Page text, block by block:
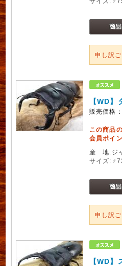
申し訳
【WD
販売価格
この商品
会員ポイ
産 地:ジ
サイズ
申し訳
【WD